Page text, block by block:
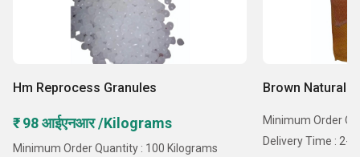
Hm Reprocess Granules
₹ 98 आईएनआर /Kilograms
Minimum Order Quantity : 100 Kilograms
Brown Natural
Minimum Order
Delivery Time : 2-7